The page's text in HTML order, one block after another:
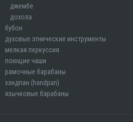
джембе
дохола
бубон
духовые этнические инструменты
мелкая перкуссия
поющие чаши
рамочные барабаны
хэндпан (handpan)
язычковые барабаны